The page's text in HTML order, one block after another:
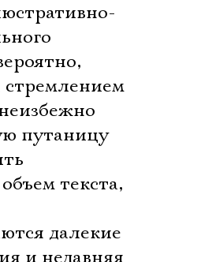
стремлением
путаницу
текста,
далекие
и недавняя